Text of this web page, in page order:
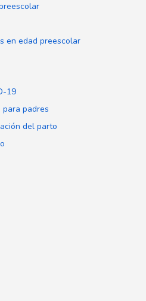
en edad preescolar
19
para padres
del parto